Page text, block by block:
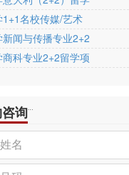
名校传媒/艺术
闻与传播专业2+2
科专业2+2留学项
询